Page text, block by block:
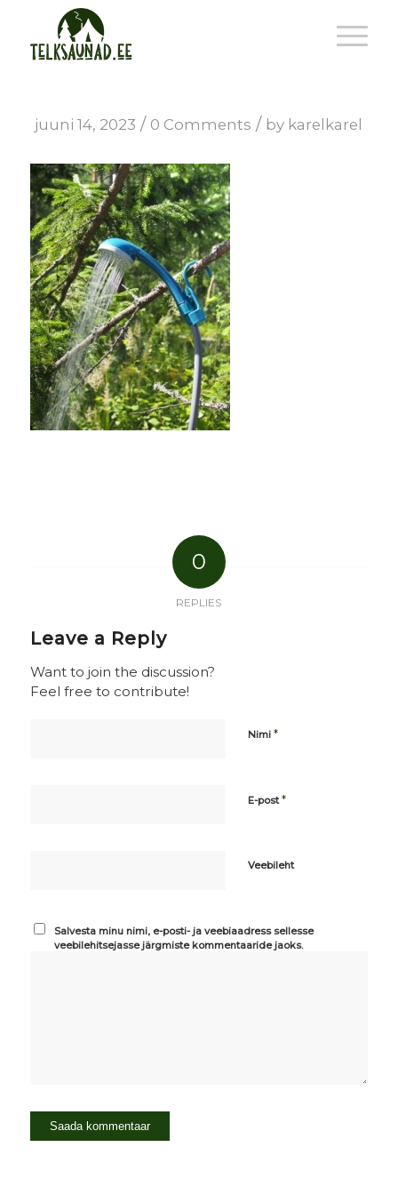
juuni 14, 2023 / 0 Comments / by karelkarel
0
REPLIES
Leave a Reply
Want to join the discussion?
Feel free to contribute!
Nimi *
E-post*
Veebileht
Salvesta minu nimi, e-posti- ja veebiaadress sellesse
veebilehitsejasse järgmiste kommentaaride jaoks.